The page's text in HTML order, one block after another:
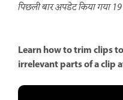
पिछली बार अपडेट किया गया
Learn how to trim clips
irrelevant parts of a clip